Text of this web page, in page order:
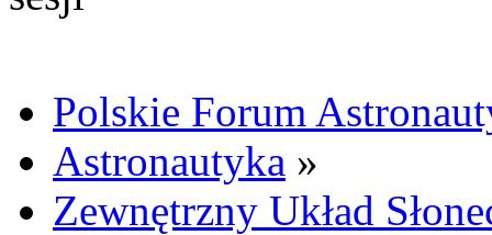
Polskie Forum
Astronautyka »
Zewnętrzny Układ